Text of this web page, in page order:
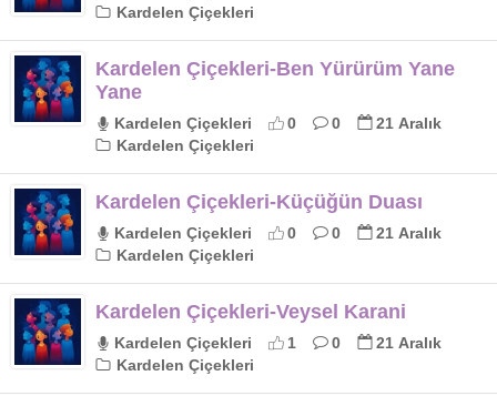
Kardelen Çiçekleri
Kardelen Çiçekleri-Ben Yürürüm Yane
Yane
Kardelen Çiçekleri 0 0
21 Aralık
Kardelen Çiçekleri
Kardelen Çiçekleri-Küçüğün Duası
Kardelen Çiçekleri 0 0
21 Aralık
Kardelen Çiçekleri
Kardelen Çiçekleri-Veysel Karani
Kardelen Çiçekleri 1 0
21 Aralık
Kardelen Çiçekleri